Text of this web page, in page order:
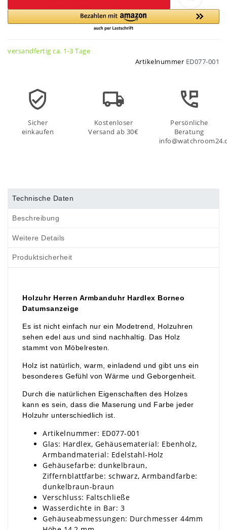
versandfertig ca. 1-3 Tage
Artikelnummer ED077-001
Sicher
einkaufen
Kostenloser
Versand ab 30€
Persönliche
Beratung
Technische Daten
Beschreibung
Weitere Details
Produktsicherheit
Holzuhr Herren Armbanduhr Hardlex Borneo
Datumsanzeige
Es ist nicht einfach nur ein Modetrend, Holzuhren
sehen edel aus und sind nachhaltig. Das Holz
stammt von Möbelresten.
Holz ist natürlich, warm, einladend und gibt uns ein
besonderes Gefühl von Wärme und Geborgenheit.
Durch die natürlichen Eigenschaften des Holzes
kann es sein, dass die Maserung und Farbe jeder
Holzuhr unterschiedlich ist.
Artikelnummer: ED077-001
Glas: Hardlex, Gehäusematerial: Ebenholz,
Armbandmaterial: Edelstahl-Holz
Gehäusefarbe: dunkelbraun,
Ziffernblattfarbe: schwarz, Armbandfarbe:
dunkelbraun-braun
Verschluss: Faltschließe
Wasserdichte in Bar: 3
Gehäuseabmessungen: Durchmesser 44mm